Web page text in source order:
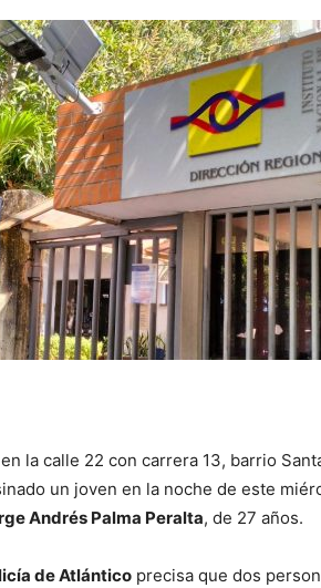
la calle 22 con carrera 13, barrio
un joven en la noche de este
Andrés Palma Peralta, de 27 años.
de Atlántico precisa que dos